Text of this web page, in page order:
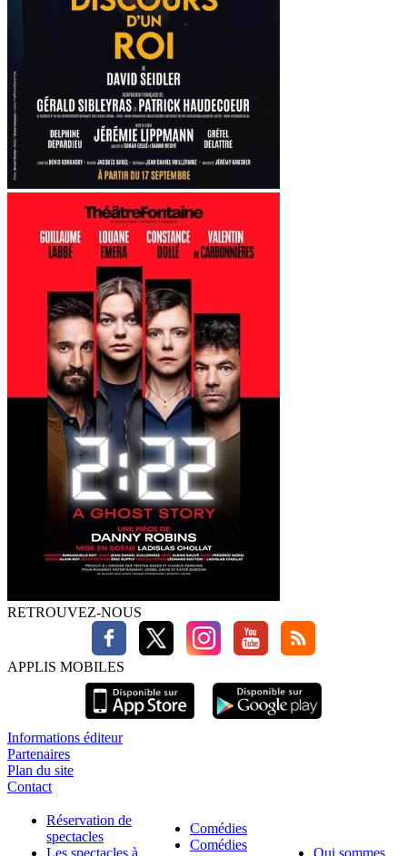
RETROUVEZ-NOUS
APPLIS MOBILES
Informations éditeur
Partenaires
Plan du site
Contact
Réservation de
spectacles
Comédies
Comédies